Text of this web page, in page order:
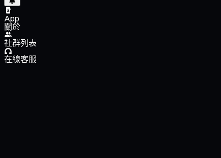
App
關於
社群列表
在線客服